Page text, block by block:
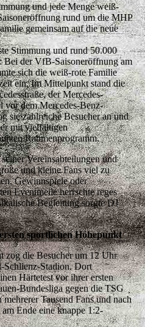
und jede Menge weiß-
rund um die MHP
gemeinsam auf die neue
Stimmung und rund 50.000
der VfB-Saisoneröffnung am
sich die weiß-rote Familie
ein. Im Mittelpunkt stand die
der Mercedes-
vor dem Mercedes-Benz-
sie zahlreiche Besucher an und
mit vielfältigen
Rahmenprogramm.
Vereinsabteilungen und
und kleine Fans viel zu
Gewinnspiele oder
Eventmeile herrschte reges
Begleitung sorgte DJ
sportlichen Höhepunkt
zog die Besucher um 12 Uhr
Schlienz-Stadion. Dort
Härtetest vor ihrer ersten
Bundesliga gegen die TSG
Tausend Fans und nach
Ende eine knappe 1:2-